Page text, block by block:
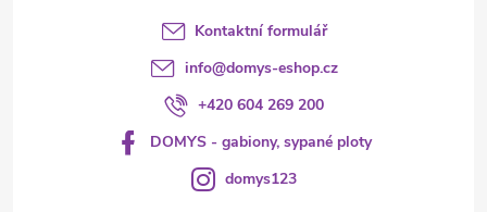
Kontaktní formulář
info@domys-eshop.cz
+420 604 269 200
DOMYS - gabiony, sypané ploty
domys123